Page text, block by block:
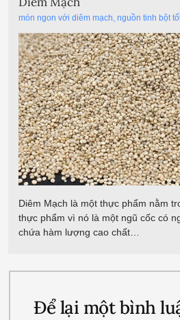
món ngon với diêm mạch, nguồn tinh bột
Diêm Mạch là một thực phẩm nằm
thực phẩm vì nó là một ngũ cốc có
chứa hàm lượng cao chất…
Để lại một bình